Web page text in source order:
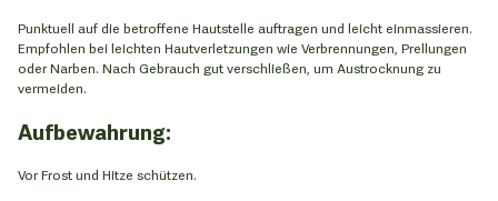
Punktuell auf die betroffene Hautstelle auftragen und leicht einmassieren.
Empfohlen bei leichten Hautverletzungen wie Verbrennungen, Prellungen
oder Narben. Nach Gebrauch gut verschließen, um Austrocknung zu
vermeiden.
Aufbewahrung:
Vor Frost und Hitze schützen.